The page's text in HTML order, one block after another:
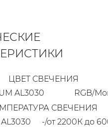
ЦВЕТ СВЕЧЕНИЯ
AL3030
RGB/
СВЕЧЕНИЯ
-/от 2200К до